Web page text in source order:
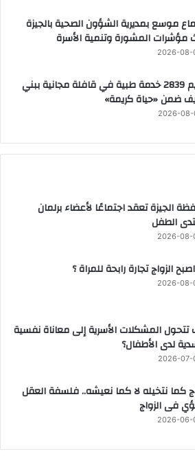
موسع بمديرية الشؤون الصحية بالجيزة
مؤشرات المشورة وتنمية الأسرة
2026-08-
تقديم 2839 خدمة طبية في قافلة مجانية ببني
ضمن «حياة كريمة»
2026-08-
الجيزة تعقد اجتماعًا لأعضاء برلمان
الطفل
2026-08-
الزواج تجارة رابحة للمراة ؟
2026-08-
المشكلات الأسرية إلى معاناة نفسية
لدى الأطفال؟
2026-07-
كما نتخيله لا كما نعيشه.. فلسفة العقل
فى الزواج
2026-06-